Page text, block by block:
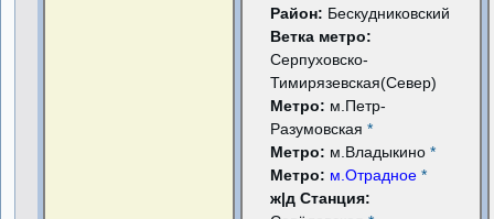
Район: Бескудниковский
Ветка метро:
Серпуховско-
Тимирязевская(Север)
Метро: м.Петр-
Разумовская*
Метро: м.Владыкино*
Метро: м.Отрадное *
ж|д Станция: